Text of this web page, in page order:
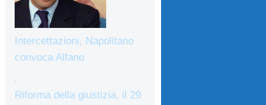
Intercettazioni, Napolitano
convoca Alfano
Riforma della giustizia, il 29